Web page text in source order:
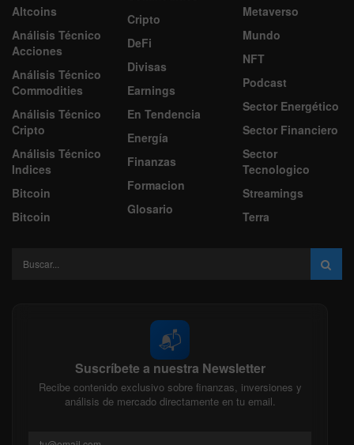
Altcoins
Análisis Técnico
Acciones
Análisis Técnico
Commodities
Análisis Técnico
Cripto
Análisis Técnico
Indices
Bitcoin
Bitcoin
Cripto
DeFi
Divisas
Earnings
En Tendencia
Energía
Finanzas
Formacion
Glosario
Metaverso
Mundo
NFT
Podcast
Sector Energético
Sector Financiero
Sector
Tecnologico
Streamings
Terra
📬
Suscríbete a nuestra Newsletter
Recibe contenido exclusivo sobre finanzas, inversiones y
análisis de mercado directamente en tu email.